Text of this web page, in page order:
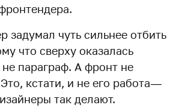
задумал чуть сильнее отбить
что сверху оказалась
параграф. А фронт не
кстати, и не его работа —
так делают.